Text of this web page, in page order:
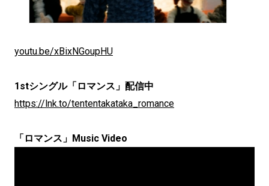
youtu.be/xBixNGoupHU
1stシングル「ロマンス」配信中
https://lnk.to/tententakataka_romance
「ロマンス」Music Video